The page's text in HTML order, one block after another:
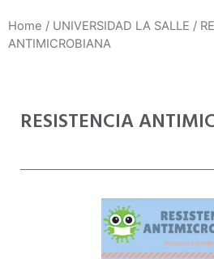
Home / UNIVERSIDAD LA SALLE /
ANTIMICROBIANA
RESISTENCIA